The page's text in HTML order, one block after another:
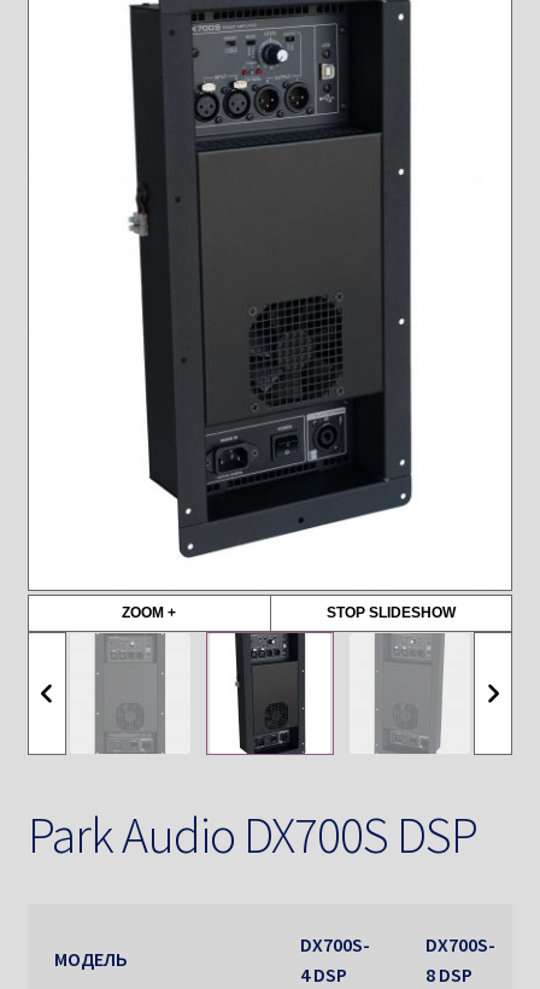
ZOOM + STOP SLIDESHOW
Park Audio DX700S DSP
МОДЕЛЬ
DX700S-
4 DSP
DX700S-
8 DSP